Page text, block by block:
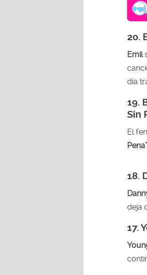
20.
Emil
día
19.
Sin
El
18.
deja
17.